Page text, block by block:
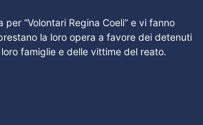
per “Volontari Regina Coeli” e vi fanno
la loro opera a favore dei detenuti
famiglie e delle vittime del reato.